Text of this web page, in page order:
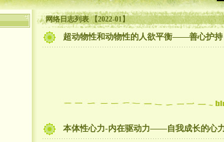
网络日志列表 【2022-01】
超动物性和动物性的人欲平衡——善心护持
本体性心力-内在驱动力——自我成长的心